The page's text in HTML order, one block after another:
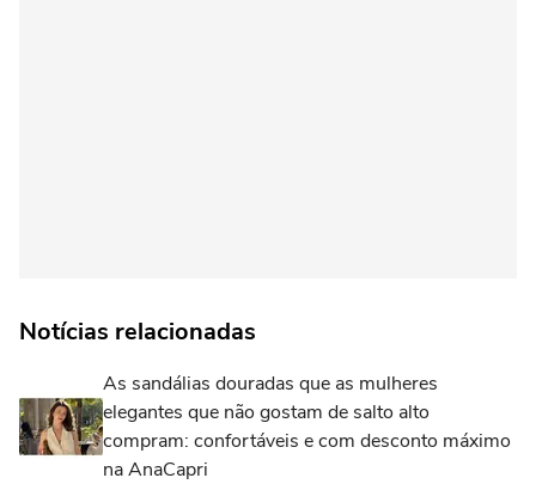
Notícias relacionadas
As sandálias douradas que as mulheres
elegantes que não gostam de salto alto
compram: confortáveis e com desconto máximo
na AnaCapri